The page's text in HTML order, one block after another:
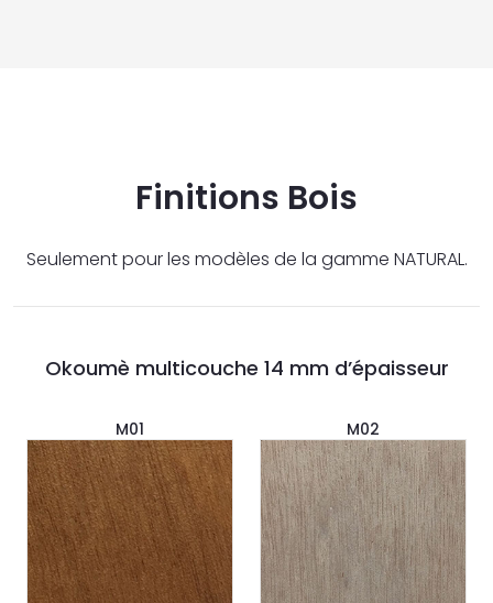
Finitions Bois
Seulement pour les modèles de la gamme NATURAL.
Okoumè multicouche 14 mm d’épaisseur
M01 M02